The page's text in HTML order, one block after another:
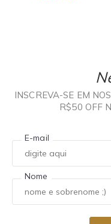
INSCREVA-SE EM
R$50 OFF
E-mail
Nome